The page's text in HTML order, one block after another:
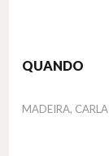
QUANDO
Autor
MADEIRA, CARLA